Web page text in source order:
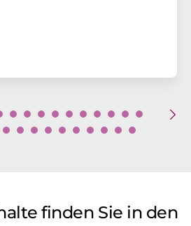
finden Sie in den